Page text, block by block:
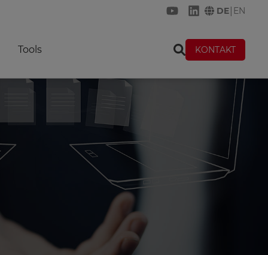
KREMER auf
KREMER auf
DE EN
Tools KONTAKT